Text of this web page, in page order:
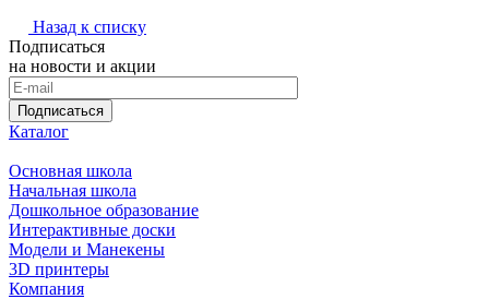
Назад к списку
Подписаться
на новости и акции
Подписаться
Каталог
Основная школа
Начальная школа
Дошкольное образование
Интерактивные доски
Модели и Манекены
3D принтеры
Компания